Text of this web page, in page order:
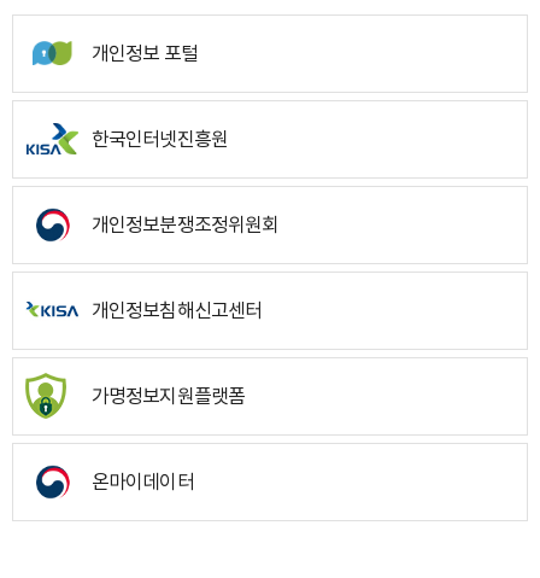
개인정보 포털
한국인터넷진흥원
개인정보분쟁조정위원회
개인정보침해신고센터
가명정보지원플랫폼
온마이데이터